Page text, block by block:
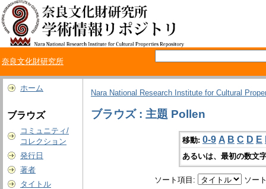
奈良文化財研究所
ホーム
ブラウズ
コミュニティ/
コレクション
発行日
著者
タイトル
Nara National Research Institute for Cultural
ブラウズ : 主題 Pollen
移動: 0-9 A B C D E
あるいは、最初の数文
ソート項目: ソー